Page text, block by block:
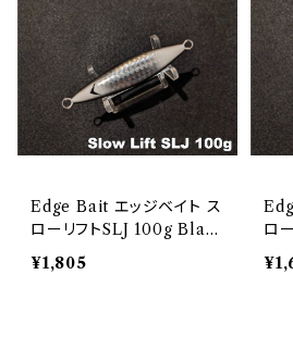
Edge Bait エッジベイト ス
ローリフトSLJ 100g Blac
k Edge Glow
¥1,805
ロ